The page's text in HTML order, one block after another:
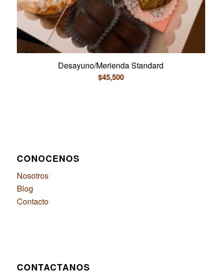
Desayuno/Merienda Standard
$45,500
CONOCENOS
Nosotros
Blog
Contacto
CONTACTANOS